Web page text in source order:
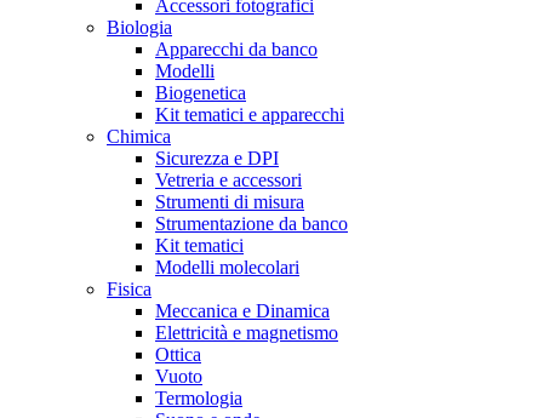
Accessori fotografici
Biologia
Apparecchi da banco
Modelli
Biogenetica
Kit tematici e apparecchi
Chimica
Sicurezza e DPI
Vetreria e accessori
Strumenti di misura
Strumentazione da banco
Kit tematici
Modelli molecolari
Fisica
Meccanica e Dinamica
Elettricità e magnetismo
Ottica
Vuoto
Termologia